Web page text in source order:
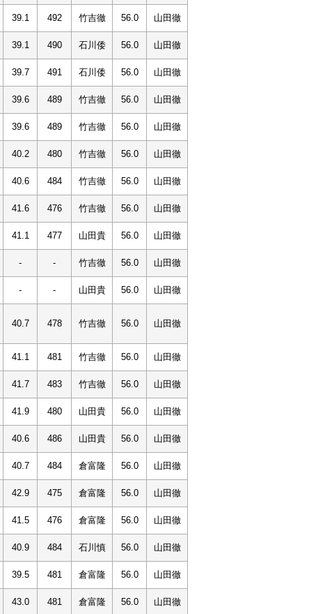
39.1 492 竹吉徹 56.0 山田徹
39.1 490 石川倭 56.0 山田徹
39.7 491 石川倭 56.0 山田徹
39.6 489 竹吉徹 56.0 山田徹
39.6 489 竹吉徹 56.0 山田徹
40.2 480 竹吉徹 56.0 山田徹
40.6 484 竹吉徹 56.0 山田徹
41.6 476 竹吉徹 56.0 山田徹
41.1 477 山田貴 56.0 山田徹
- - 竹吉徹 56.0 山田徹
- - 山田貴 56.0 山田徹
40.7 478 竹吉徹 56.0 山田徹
41.1 481 竹吉徹 56.0 山田徹
41.7 483 竹吉徹 56.0 山田徹
41.9 480 山田貴 56.0 山田徹
40.6 486 山田貴 56.0 山田徹
40.7 484 倉富隆 56.0 山田徹
42.9 475 倉富隆 56.0 山田徹
41.5 476 倉富隆 56.0 山田徹
40.9 484 石川慎 56.0 山田徹
39.5 481 倉富隆 56.0 山田徹
43.0 481 倉富隆 56.0 山田徹